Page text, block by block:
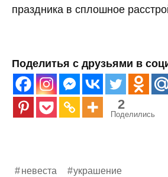
праздника в сплошное
Поделитья с друзьями в
2
Поделились
невеста украшение